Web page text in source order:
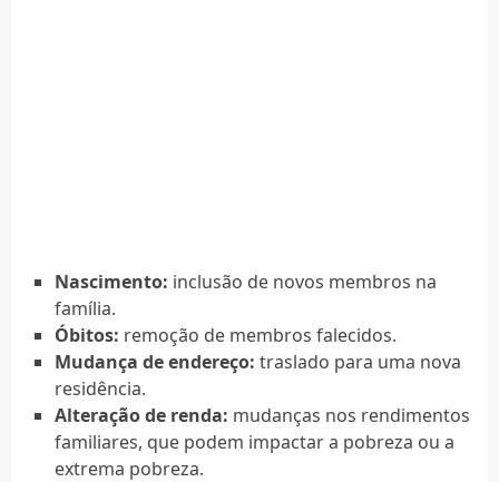
Nascimento: inclusão de novos membros na
família.
Óbitos: remoção de membros falecidos.
Mudança de endereço: traslado para uma nova
residência.
Alteração de renda: mudanças nos rendimentos
familiares, que podem impactar a pobreza ou a
extrema pobreza.